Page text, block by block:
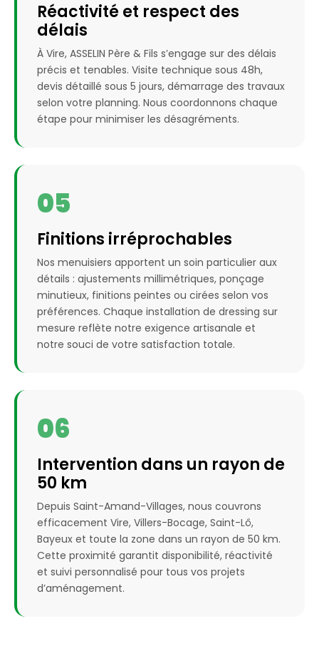
Réactivité et respect des
délais
À Vire, ASSELIN Père & Fils s’engage sur des délais
précis et tenables. Visite technique sous 48h,
devis détaillé sous 5 jours, démarrage des travaux
selon votre planning. Nous coordonnons chaque
étape pour minimiser les désagréments.
05
Finitions irréprochables
Nos menuisiers apportent un soin particulier aux
détails : ajustements millimétriques, ponçage
minutieux, finitions peintes ou cirées selon vos
préférences. Chaque installation de dressing sur
mesure reflète notre exigence artisanale et
notre souci de votre satisfaction totale.
06
Intervention dans un rayon de
50 km
Depuis Saint-Amand-Villages, nous couvrons
efficacement Vire, Villers-Bocage, Saint-Lô,
Bayeux et toute la zone dans un rayon de 50 km.
Cette proximité garantit disponibilité, réactivité
et suivi personnalisé pour tous vos projets
d’aménagement.